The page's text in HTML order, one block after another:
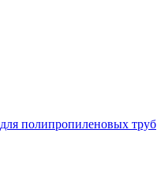
полипропиленовых труб